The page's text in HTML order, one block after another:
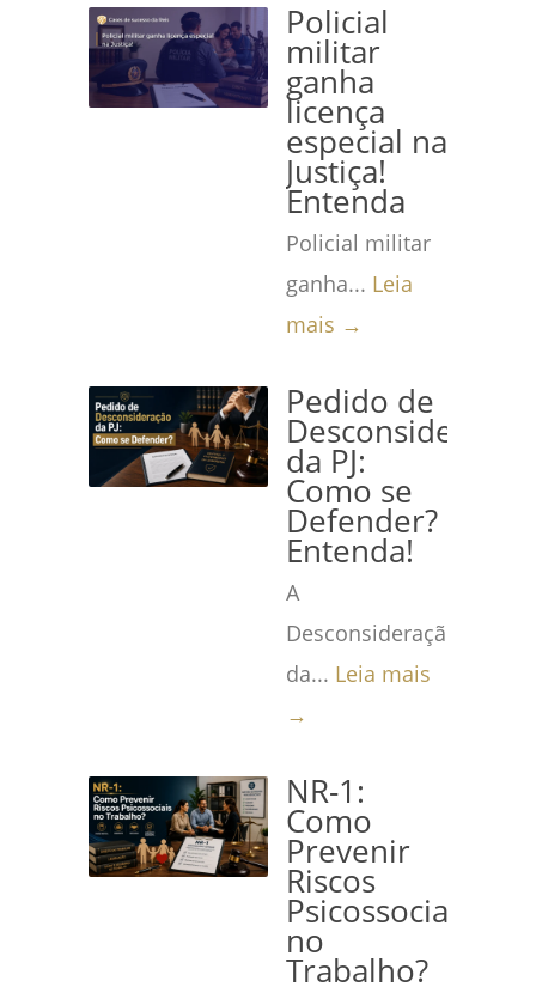
Policial
militar
ganha
licença
especial na
Justiça!
Entenda
Policial militar
ganha... Leia
mais →
Pedido de
Desconsideração
da PJ:
Como se
Defender?
Entenda!
A
Desconsideração
da... Leia mais
→
NR-1:
Como
Prevenir
Riscos
Psicossociais
no
Trabalho?